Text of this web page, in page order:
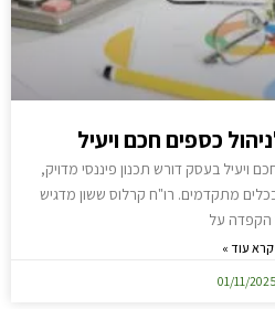
כספים חכם ויעיל
ויעיל בעסק דורש תכנון פיננסי מדויק,
מתקדמים. רו"ח קרלוס ששון מדגיש
הקפדה על
קרא עוד »
01/11/2025